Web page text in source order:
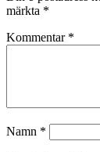
märkta *
Kommentar *
Namn *